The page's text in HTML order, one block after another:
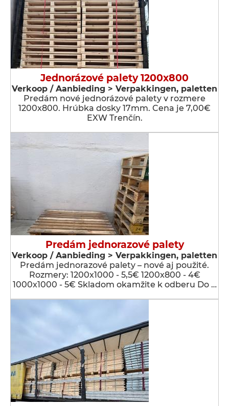
Jednorázové palety 1200x800
Verkoop / Aanbieding > Verpakkingen, paletten
Predám nové jednorázové palety v rozmere
1200x800. Hrúbka dosky 17mm. Cena je 7,00€
EXW Trenčín.
Predám jednorazové palety
Verkoop / Aanbieding > Verpakkingen, paletten
Predám jednorazové palety – nové aj použité.
Rozmery: 1200x1000 - 5,5€ 1200x800 - 4€
1000x1000 - 5€ Skladom okamžite k odberu Do …